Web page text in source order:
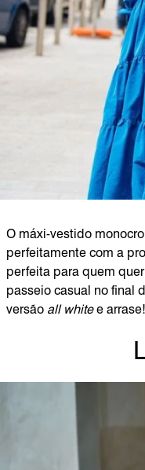
O máxi-vestido
perfeitamente com a
perfeita para quem
passeio casual no final
versão all whitee arrase!